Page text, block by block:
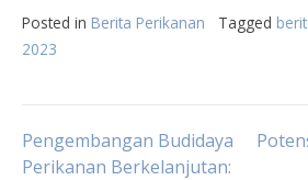
Posted in Berita Perikanan Tagged
2023
Post
Pengembangan Budidaya
Perikanan Berkelanjutan: